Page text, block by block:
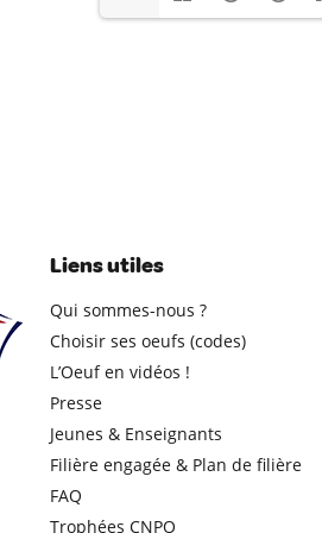
Liens utiles
Qui sommes-nous ?
Choisir ses oeufs (codes)
L’Oeuf en vidéos !
Presse
Jeunes & Enseignants
Filière engagée & Plan de filière
FAQ
Trophées CNPO